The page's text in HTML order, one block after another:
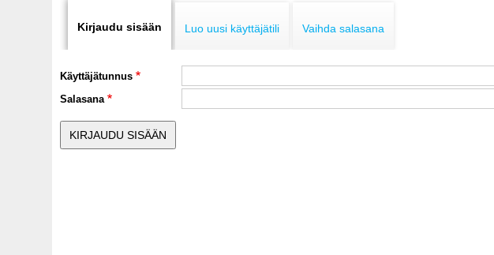
tabs
Kirjaudu sisään Luo uusi käyttäjätili Vaihda salasana
Käyttäjätunnus
Salasana